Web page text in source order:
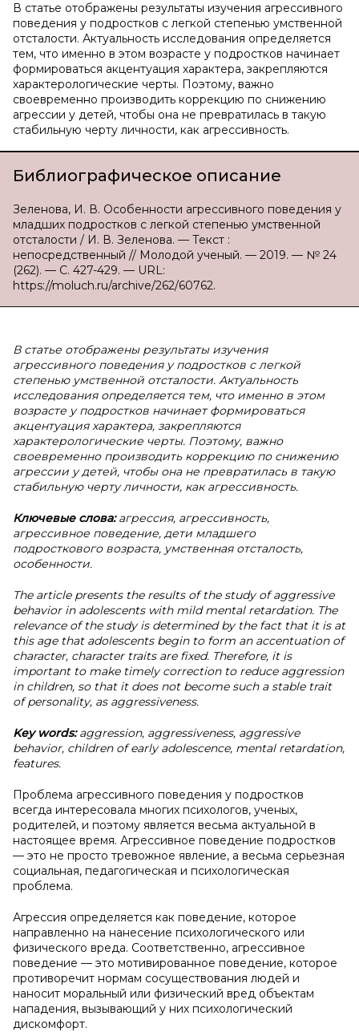
В статье отображены результаты изучения агрессивного
поведения у подростков с легкой степенью умственной
отсталости. Актуальность исследования определяется
тем, что именно в этом возрасте у подростков начинает
формироваться акцентуация характера, закрепляются
характерологические черты. Поэтому, важно
своевременно производить коррекцию по снижению
агрессии у детей, чтобы она не превратилась в такую
стабильную черту личности, как агрессивность.
Библиографическое описание
Зеленова, И. В. Особенности агрессивного поведения у
младших подростков с легкой степенью умственной
отсталости / И. В. Зеленова. — Текст :
непосредственный // Молодой ученый. — 2019. — № 24
(262). — С. 427-429. — URL:
https://moluch.ru/archive/262/60762.
В статье отображены результаты изучения
агрессивного поведения у подростков с легкой
степенью умственной отсталости. Актуальность
исследования определяется тем, что именно в этом
возрасте у подростков начинает формироваться
акцентуация характера, закрепляются
характерологические черты. Поэтому, важно
своевременно производить коррекцию по снижению
агрессии у детей, чтобы она не превратилась в такую
стабильную черту личности, как агрессивность.
Ключевые слова:агрессия, агрессивность,
агрессивное поведение, дети младшего
подросткового возраста, умственная отсталость,
особенности.
The article presents the results of the study of aggressive
behavior in adolescents with mild mental retardation. The
relevance of the study is determined by the fact that it is at
this age that adolescents begin to form an accentuation of
character, character traits are fixed. Therefore, it is
important to make timely correction to reduce aggression
in children, so that it does not become such a stable trait
of personality, as aggressiveness.
Key words:aggression, aggressiveness, aggressive
behavior, children of early adolescence, mental retardation,
features.
Проблема агрессивного поведения у подростков
всегда интересовала многих психологов, ученых,
родителей, и поэтому является весьма актуальной в
настоящее время. Агрессивное поведение подростков
— это не просто тревожное явление, а весьма серьезная
социальная, педагогическая и психологическая
проблема.
Агрессия определяется как поведение, которое
направленно на нанесение психологического или
физического вреда. Соответственно, агрессивное
поведение — это мотивированное поведение, которое
противоречит нормам сосуществования людей и
наносит моральный или физический вред объектам
нападения, вызывающий у них психологический
дискомфорт.